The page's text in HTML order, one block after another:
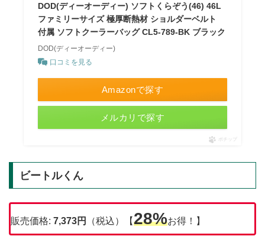
DOD(ディーオーディー) ソフトくらぞう(46) 46L
ファミリーサイズ 極厚断熱材 ショルダーベルト
付属 ソフトクーラーバッグ CL5-789-BK ブラック
DOD(ディーオーディー)
口コミを見る
Amazonで探す
メルカリで探す
ポチップ
ビートルくん
販売価格: 7,373円 （税込）【28%お得！】